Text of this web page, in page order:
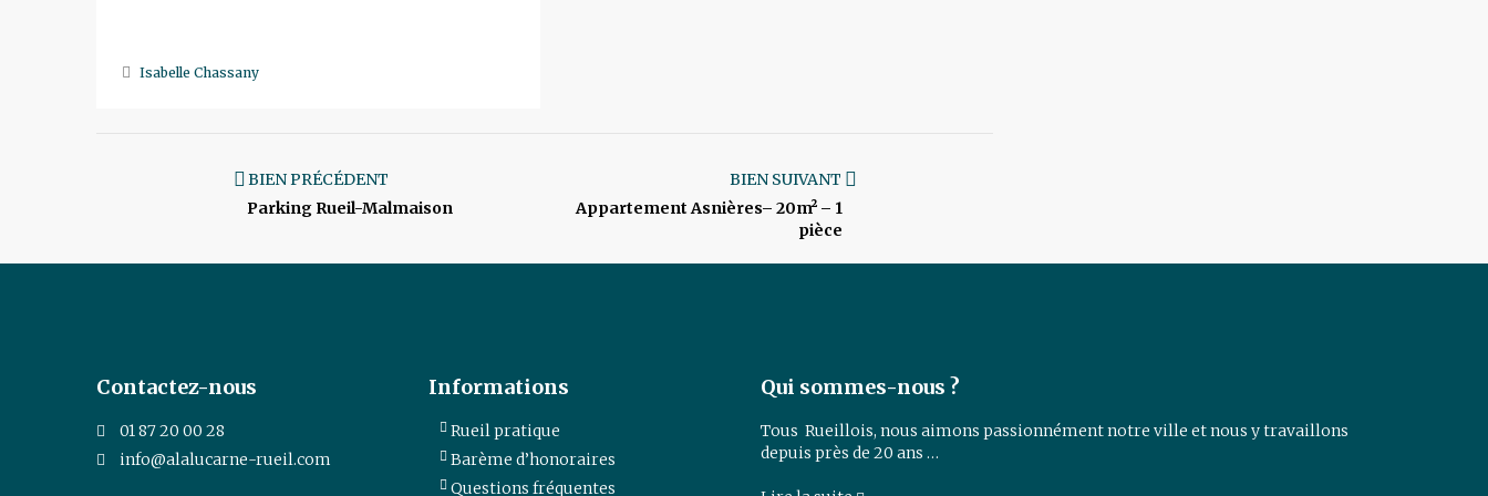
Isabelle Chassany
BIEN PRÉCÉDENT
Parking Rueil-Malmaison
BIEN SUIVANT
Appartement Asnières– 20m² – 1
pièce
Contactez-nous
01 87 20 00 28
info@alalucarne-rueil.com
Informations
Rueil pratique
Barème d’honoraires
Questions fréquentes
Qui sommes-nous ?
Tous Rueillois, nous aimons passionnément notre ville et nous y travaillons
depuis près de 20 ans …